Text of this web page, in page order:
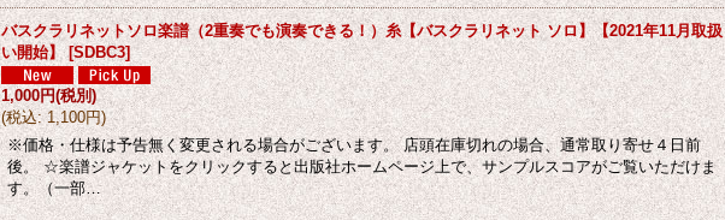
バスクラリネットソロ楽譜（2重奏でも演奏できる！）糸【バスクラリネット ソロ】【2021年11月取扱
い開始】 [SDBC3]
1,000円(税別)
(税込: 1,100円)
※価格・仕様は予告無く変更される場合がございます。 店頭在庫切れの場合、通常取り寄せ４日前
後。 ☆楽譜ジャケットをクリックすると出版社ホームページ上で、サンプルスコアがご覧いただけま
す。（一部…